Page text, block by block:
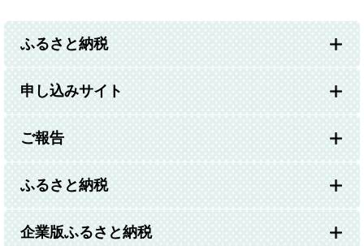
ふるさと納税
申し込みサイト
ご報告
ふるさと納税
企業版ふるさと納税